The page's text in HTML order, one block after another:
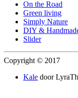
On the Road
Green living
Simply Nature
DIY &
Slider
Copyright © 2017
Kale door